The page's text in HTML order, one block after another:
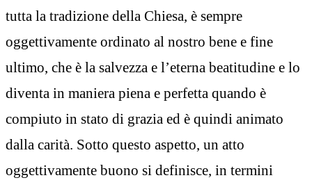
tutta la tradizione della Chiesa, è sempre
oggettivamente ordinato al nostro bene e fine
ultimo, che è la salvezza e l’eterna beatitudine e lo
diventa in maniera piena e perfetta quando è
compiuto in stato di grazia ed è quindi animato
dalla carità. Sotto questo aspetto, un atto
oggettivamente buono si definisce, in termini